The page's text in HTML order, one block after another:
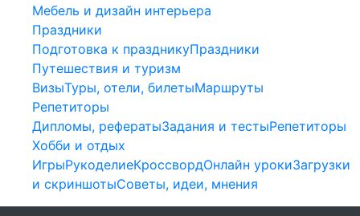
Мебель и дизайн интерьера
Праздники
Подготовка к праздникуПраздники
Путешествия и туризм
ВизыТуры, отели, билетыМаршруты
Репетиторы
Дипломы, рефератыЗадания и тестыРепетиторы
Хобби и отдых
ИгрыРукоделиеКроссвордОнлайн урокиЗагрузки
и скриншотыСоветы, идеи, мнения